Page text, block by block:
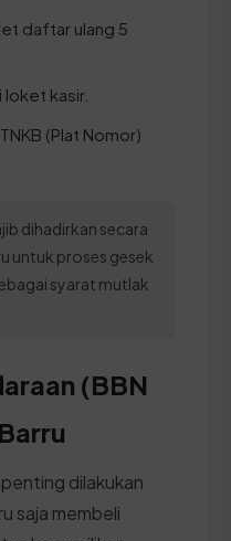
daftar ulang 5
loket kasir.
(Plat Nomor)
dihadirkan secara
untuk proses gesek
syarat mutlak
(BBN
dilakukan
saja membeli